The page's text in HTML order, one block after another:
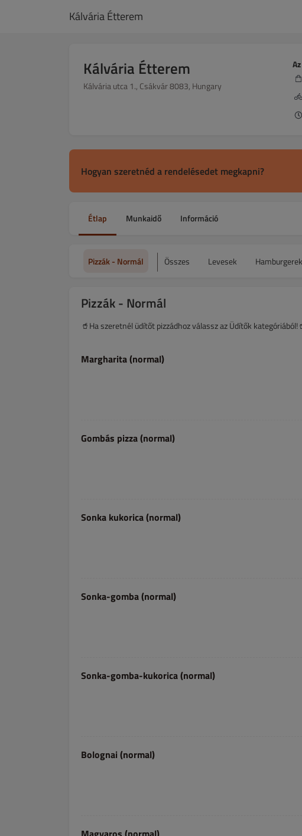
Kálvária Étterem
Kálvária Étterem
Kálvária utca 1., Csákvár 8083, Hungary
Hogyan szeretnéd a rendelésedet megkapni?
Étlap Munkaidő Információ
Pizzák - Normál Összes Levesek Hamburgerek
Pizzák - Normál
🥤Ha szeretnél üdítőt pizzádhoz válassz az Üdítők
Margharita (normal)
Gombás pizza (normal)
Sonka kukorica (normal)
Sonka-gomba (normal)
Sonka-gomba-kukorica (normal)
Bolognai (normal)